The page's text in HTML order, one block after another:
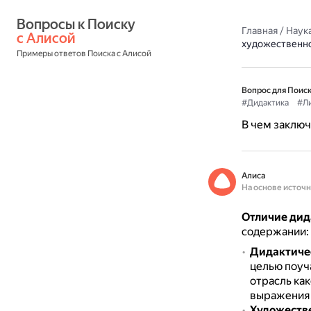
с Алисой
Примеры ответов Поиска с Алисой
Главная/
Вопрос для
#Дидактика
В чем
Алиса
На основе
Отличие
содержании:
целью
отрасль
выражения